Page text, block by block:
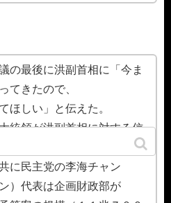
の最後に洪副首相に「今ま
てきたので、
ほしい」と伝えた。
統領が洪副首相に対する信
う解釈が出ている。
に民主党の李海チャン
）代表は企画財政部が